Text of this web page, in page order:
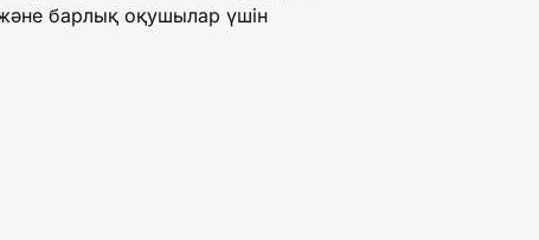
және барлық оқушылар үшін